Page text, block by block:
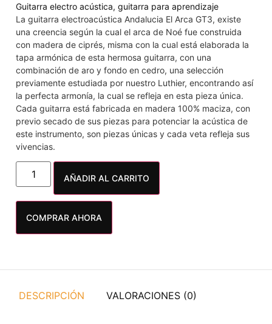
Guitarra electro acústica, guitarra para aprendizaje
La guitarra electroacústica Andalucia El Arca GT3, existe
una creencia según la cual el arca de Noé fue construida
con madera de ciprés, misma con la cual está elaborada la
tapa armónica de esta hermosa guitarra, con una
combinación de aro y fondo en cedro, una selección
previamente estudiada por nuestro Luthier, encontrando así
la perfecta armonía, la cual se refleja en esta pieza única.
Cada guitarra está fabricada en madera 100% maciza, con
previo secado de sus piezas para potenciar la acústica de
este instrumento, son piezas únicas y cada veta refleja sus
vivencias.
AÑADIR AL CARRITO
COMPRAR AHORA
DESCRIPCIÓN VALORACIONES (0)